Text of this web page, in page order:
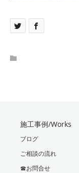
施工事例/Works
ブログ
ご相談の流れ
☎お問合せ